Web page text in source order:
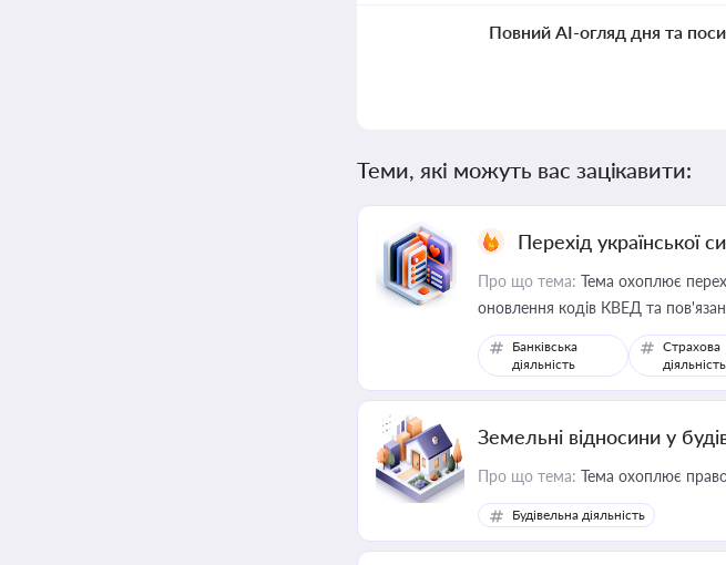
Повний AI-огляд дня та
Теми, які можуть вас зацікавити:
Перехід української
Про що тема: Тема охоплює
оновлення кодів КВЕД та
Банківська
діяльність
Страхова
діяльність
Земельні відносини у
Про що тема: Тема охоплює
Будівельна діяльність